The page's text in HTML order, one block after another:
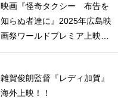
映画『怪奇タクシー 布告を
知らぬ者達に』2025年広島映
画祭ワールドプレミア上映決
定！！
雑賀俊朗監督『レディ加賀』
海外上映！！